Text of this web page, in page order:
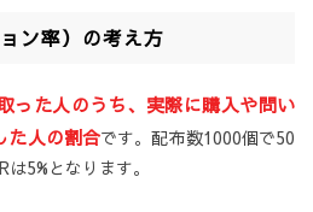
ン率）の考え方
った人のうち、実際に購入や問い
た人の割合です。配布数1000個で50
5%となります。